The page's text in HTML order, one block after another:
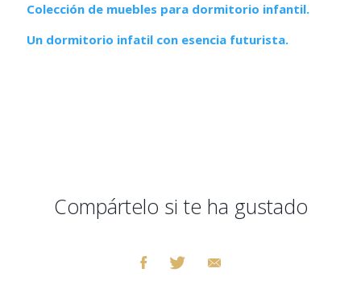
Colección de muebles para dormitorio infantil.
Un dormitorio infatil con esencia futurista.
Compártelo si te ha gustado